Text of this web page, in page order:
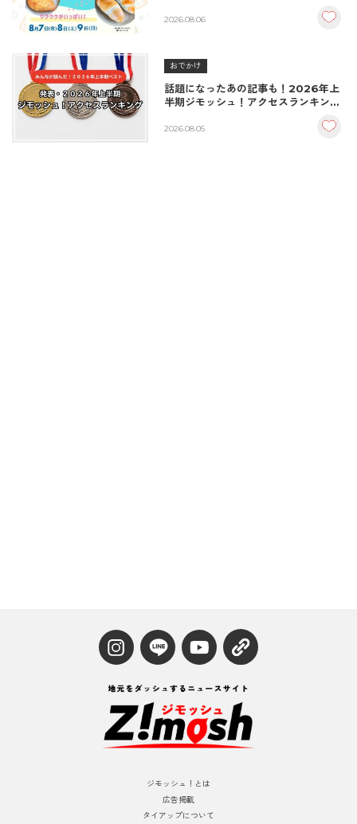
♪（8/7〜8/9）
2026.08.06
おでかけ
話題になったあの記事も！2026年上
半期ジモッシュ！アクセスランキング
2026.08.05
ジモッシュ！とは
広告掲載
タイアップについて